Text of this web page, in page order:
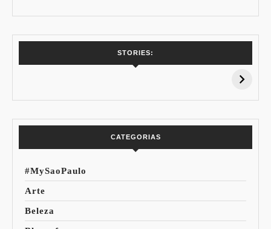
STORIES:
15% de
Pessoal: Os
CATEGORIAS
#MySaoPaulo
Arte
Beleza